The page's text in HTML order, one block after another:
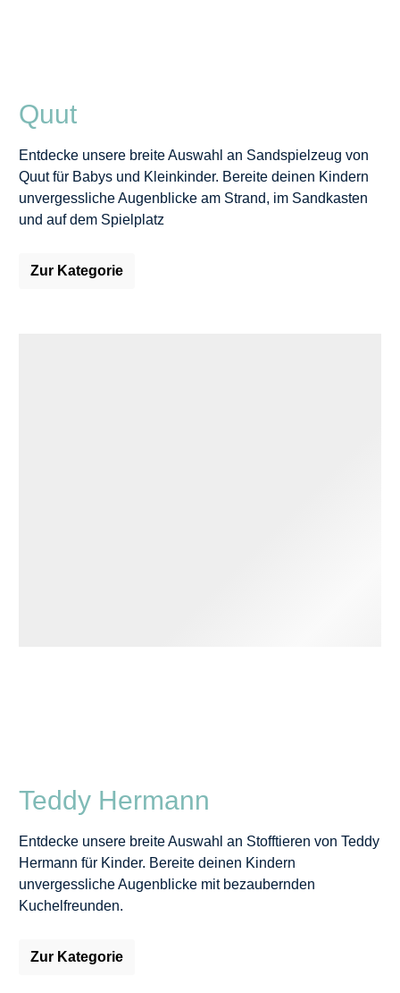
Quut
Entdecke unsere breite Auswahl an Sandspielzeug von
Quut für Babys und Kleinkinder. Bereite deinen Kindern
unvergessliche Augenblicke am Strand, im Sandkasten
und auf dem Spielplatz
Zur Kategorie
Teddy Hermann
Entdecke unsere breite Auswahl an Stofftieren von Teddy
Hermann für Kinder. Bereite deinen Kindern
unvergessliche Augenblicke mit bezaubernden
Kuchelfreunden.
Zur Kategorie